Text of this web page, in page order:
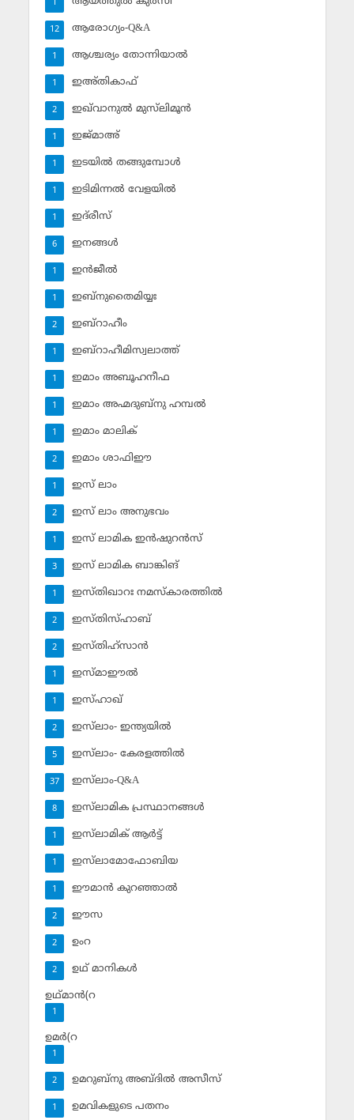
1
ആരോഗ്യം-Q&A
12
ആശ്ചര്യം തോന്നിയാല്‍
1
ഇഅ്തികാഫ്‌
1
ഇഖ്‌വാനുല്‍ മുസ്‌ലിമൂന്‍
2
ഇജ്മാഅ്
1
ഇടയില്‍ തങ്ങുമ്പോള്‍
1
ഇടിമിന്നല്‍ വേളയില്‍
1
ഇദ്‌രീസ്‌
1
ഇനങ്ങള്‍
6
ഇന്‍ജീല്‍
1
ഇബ്‌നുതൈമിയ്യഃ
1
ഇബ്‌റാഹീം
2
ഇബ്‌റാഹീമിസ്വലാത്ത്
1
ഇമാം അബൂഹനീഫ
1
ഇമാം അഹ്മദുബ്‌നു ഹമ്പല്‍
1
ഇമാം മാലിക്
1
ഇമാം ശാഫിഈ
2
ഇസ് ലാം
1
ഇസ് ലാം അനുഭവം
2
ഇസ് ലാമിക ഇന്‍ഷുറന്‍സ്‌
1
ഇസ് ലാമിക ബാങ്കിങ്‌
3
ഇസ്തിഖാറഃ നമസ്‌കാരത്തില്‍
1
ഇസ്തിസ്ഹാബ്
2
ഇസ്തിഹ്‌സാന്‍
2
ഇസ്മാഈല്‍
1
ഇസ്ഹാഖ്‌
1
ഇസ്‌ലാം- ഇന്ത്യയില്‍
2
ഇസ്‌ലാം- കേരളത്തില്‍
5
ഇസ്‌ലാം-Q&A
37
ഇസ്‌ലാമിക പ്രസ്ഥാനങ്ങള്‍
8
ഇസ്‌ലാമിക് ആര്‍ട്ട്
1
ഇസ്‌ലാമോഫോബിയ
1
ഈമാന്‍ കുറഞ്ഞാല്‍
1
ഈസ
2
ഉംറ
2
ഉഥ് മാനികള്‍
2
ഉഥ്മാന്‍(റ
1
ഉമര്‍(റ
1
ഉമറുബ്‌നു അബ്ദില്‍ അസീസ്‌
2
ഉമവികളുടെ പതനം
1